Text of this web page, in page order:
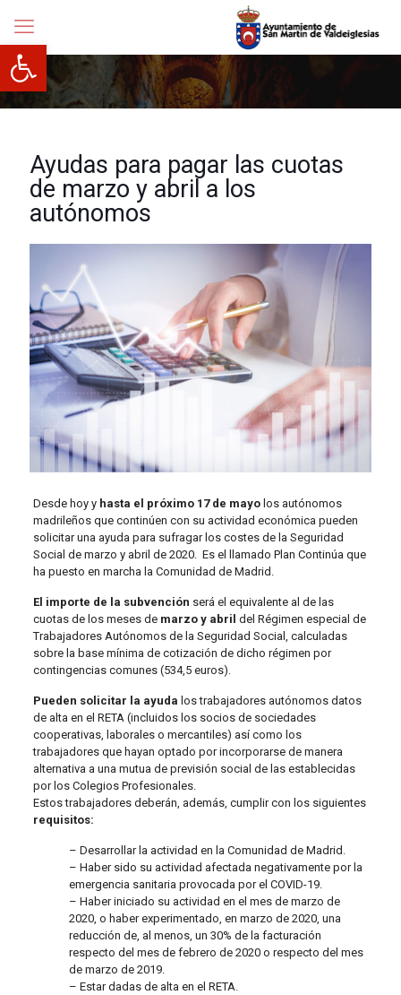
Abrir barra de herramientas
Ayudas para pagar las cuotas
de marzo y abril a los
autónomos
Desde hoy y hasta el próximo 17 de mayolos autónomos
madrileños que continúen con su actividad económica pueden
solicitar una ayuda para sufragar los costes de la Seguridad
Social de marzo y abril de 2020. Es el llamado Plan Continúa que
ha puesto en marcha la Comunidad de Madrid.
El importe de la subvención será el equivalente al de las
cuotas de los meses de marzo y abril del Régimen especial de
Trabajadores Autónomos de la Seguridad Social, calculadas
sobre la base mínima de cotización de dicho régimen por
contingencias comunes (534,5 euros).
Pueden solicitar la ayuda los trabajadores autónomos datos
de alta en el RETA (incluidos los socios de sociedades
cooperativas, laborales o mercantiles) así como los
trabajadores que hayan optado por incorporarse de manera
alternativa a una mutua de previsión social de las establecidas
por los Colegios Profesionales.
Estos trabajadores deberán, además, cumplir con los siguientes
requisitos:
– Desarrollar la actividad en la Comunidad de Madrid.
– Haber sido su actividad afectada negativamente por la
emergencia sanitaria provocada por el COVID-19.
– Haber iniciado su actividad en el mes de marzo de
2020, o haber experimentado, en marzo de 2020, una
reducción de, al menos, un 30% de la facturación
respecto del mes de febrero de 2020 o respecto del mes
de marzo de 2019.
– Estar dadas de alta en el RETA.